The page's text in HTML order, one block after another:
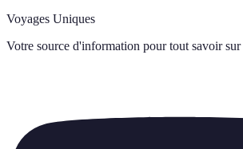
Voyages Uniques
Votre source d'information pour tout savoir sur